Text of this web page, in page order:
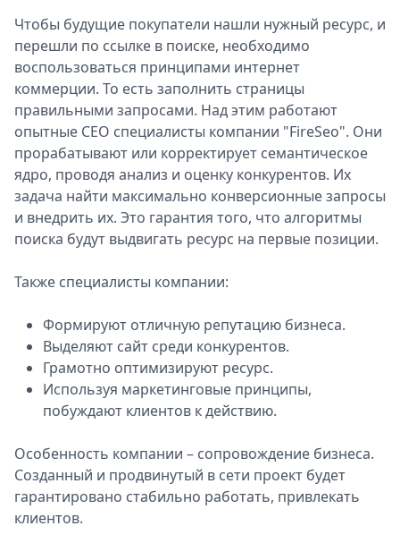
Чтобы будущие покупатели нашли нужный ресурс, и
перешли по ссылке в поиске, необходимо
воспользоваться принципами интернет
коммерции. То есть заполнить страницы
правильными запросами. Над этим работают
опытные СЕО специалисты компании "FireSeo". Они
прорабатывают или корректирует семантическое
ядро, проводя анализ и оценку конкурентов. Их
задача найти максимально конверсионные запросы
и внедрить их. Это гарантия того, что алгоритмы
поиска будут выдвигать ресурс на первые позиции.
Также специалисты компании:
Формируют отличную репутацию бизнеса.
Выделяют сайт среди конкурентов.
Грамотно оптимизируют ресурс.
Используя маркетинговые принципы,
побуждают клиентов к действию.
Особенность компании – сопровождение бизнеса.
Созданный и продвинутый в сети проект будет
гарантировано стабильно работать, привлекать
клиентов.